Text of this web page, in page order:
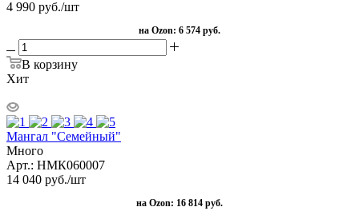
4 990 руб./шт
на Ozon: 6 574 руб.
В корзину
Хит
Мангал "Семейный"
Много
Арт.: НМК060007
14 040 руб./шт
на Ozon: 16 814 руб.